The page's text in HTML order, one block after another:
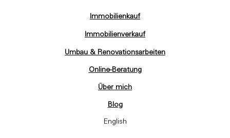
Immobilienkauf
Immobilienverkauf
Umbau & Renovationsarbeiten
Online-Beratung
Über mich
Blog
English